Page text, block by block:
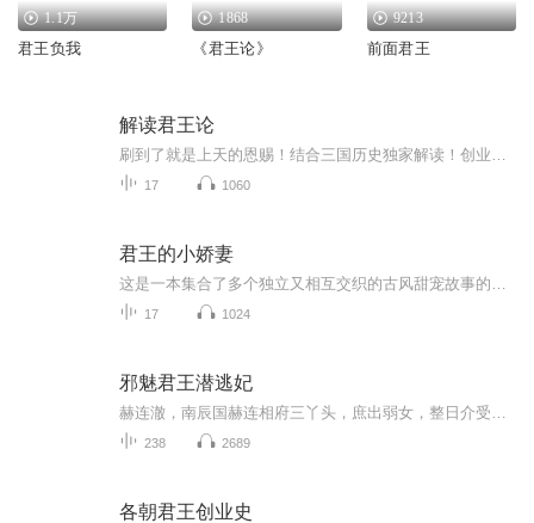
1.1万
君王负我
1868
《君王论》
9213
前面君王
解读君王论
17 1060
君王的小娇妻
17 1024
邪魅君王潜逃妃
238 2689
各朝君王创业史